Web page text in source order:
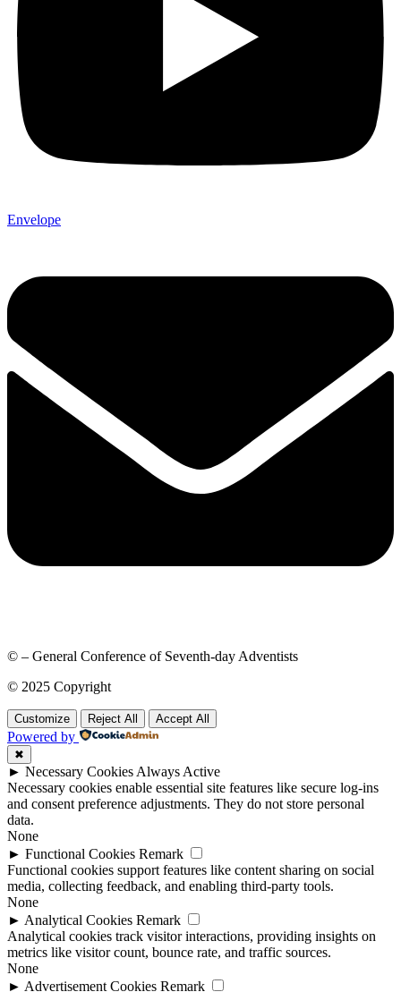
Envelope
© – General Conference of Seventh-day Adventists
© 2025 Copyright
Customize Reject All Accept All
Powered by
✖
► Necessary Cookies Always Active
Necessary cookies enable essential site features like secure log-ins
and consent preference adjustments. They do not store personal
data.
None
► Functional Cookies Remark
Functional cookies support features like content sharing on social
media, collecting feedback, and enabling third-party tools.
None
► Analytical Cookies Remark
Analytical cookies track visitor interactions, providing insights on
metrics like visitor count, bounce rate, and traffic sources.
None
► Advertisement Cookies Remark